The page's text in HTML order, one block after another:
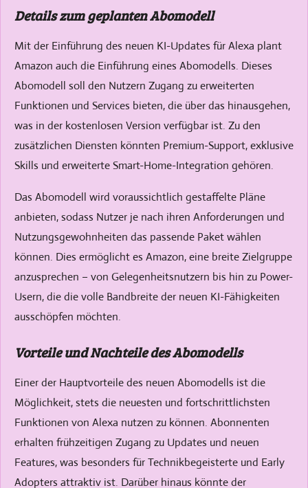
Details zum geplanten Abomodell
Mit der Einführung des neuen KI-Updates für Alexa plant
Amazon auch die Einführung eines Abomodells. Dieses
Abomodell soll den Nutzern Zugang zu erweiterten
Funktionen und Services bieten, die über das hinausgehen,
was in der kostenlosen Version verfügbar ist. Zu den
zusätzlichen Diensten könnten Premium-Support, exklusive
Skills und erweiterte Smart-Home-Integration gehören.
Das Abomodell wird voraussichtlich gestaffelte Pläne
anbieten, sodass Nutzer je nach ihren Anforderungen und
Nutzungsgewohnheiten das passende Paket wählen
können. Dies ermöglicht es Amazon, eine breite Zielgruppe
anzusprechen – von Gelegenheitsnutzern bis hin zu Power-
Usern, die die volle Bandbreite der neuen KI-Fähigkeiten
ausschöpfen möchten.
Vorteile und Nachteile des Abomodells
Einer der Hauptvorteile des neuen Abomodells ist die
Möglichkeit, stets die neuesten und fortschrittlichsten
Funktionen von Alexa nutzen zu können. Abonnenten
erhalten frühzeitigen Zugang zu Updates und neuen
Features, was besonders für Technikbegeisterte und Early
Adopters attraktiv ist. Darüber hinaus könnte der